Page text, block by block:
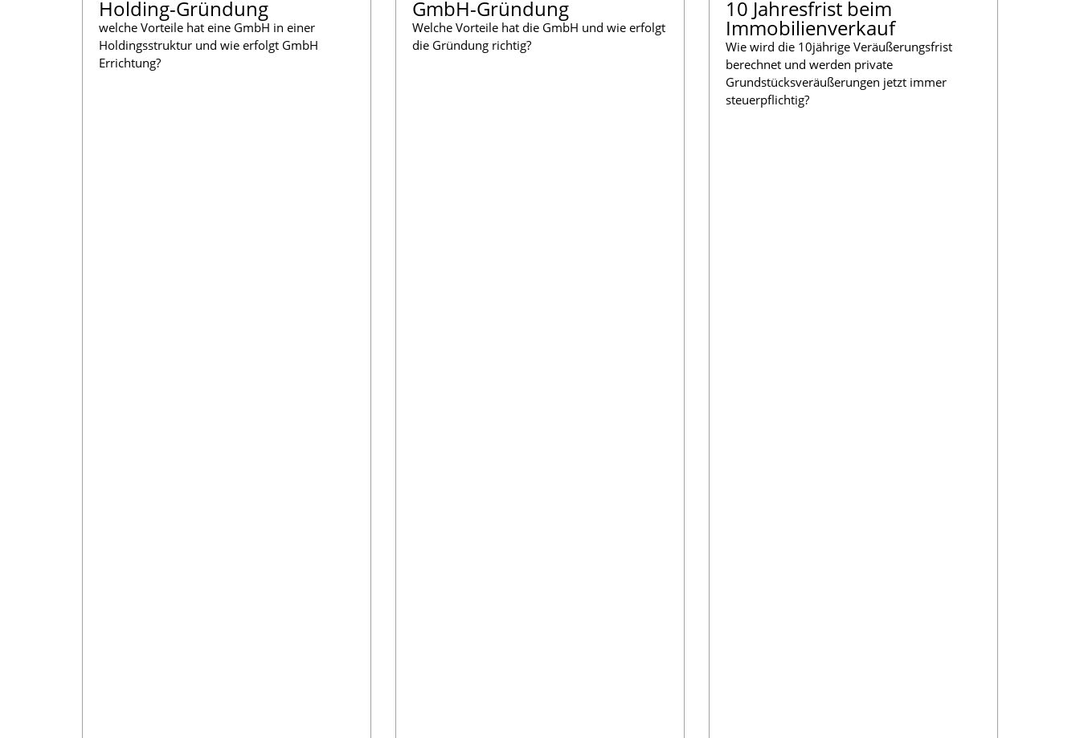
Holding-Gründung
welche Vorteile hat eine GmbH in einer
Holdingsstruktur und wie erfolgt GmbH
Errichtung?
GmbH-Gründung
Welche Vorteile hat die GmbH und wie erfolgt
die Gründung richtig?
10 Jahresfrist beim
Immobilienverkauf
Wie wird die 10jährige Veräußerungsfrist
berechnet und werden private
Grundstücksveräußerungen jetzt immer
steuerpflichtig?